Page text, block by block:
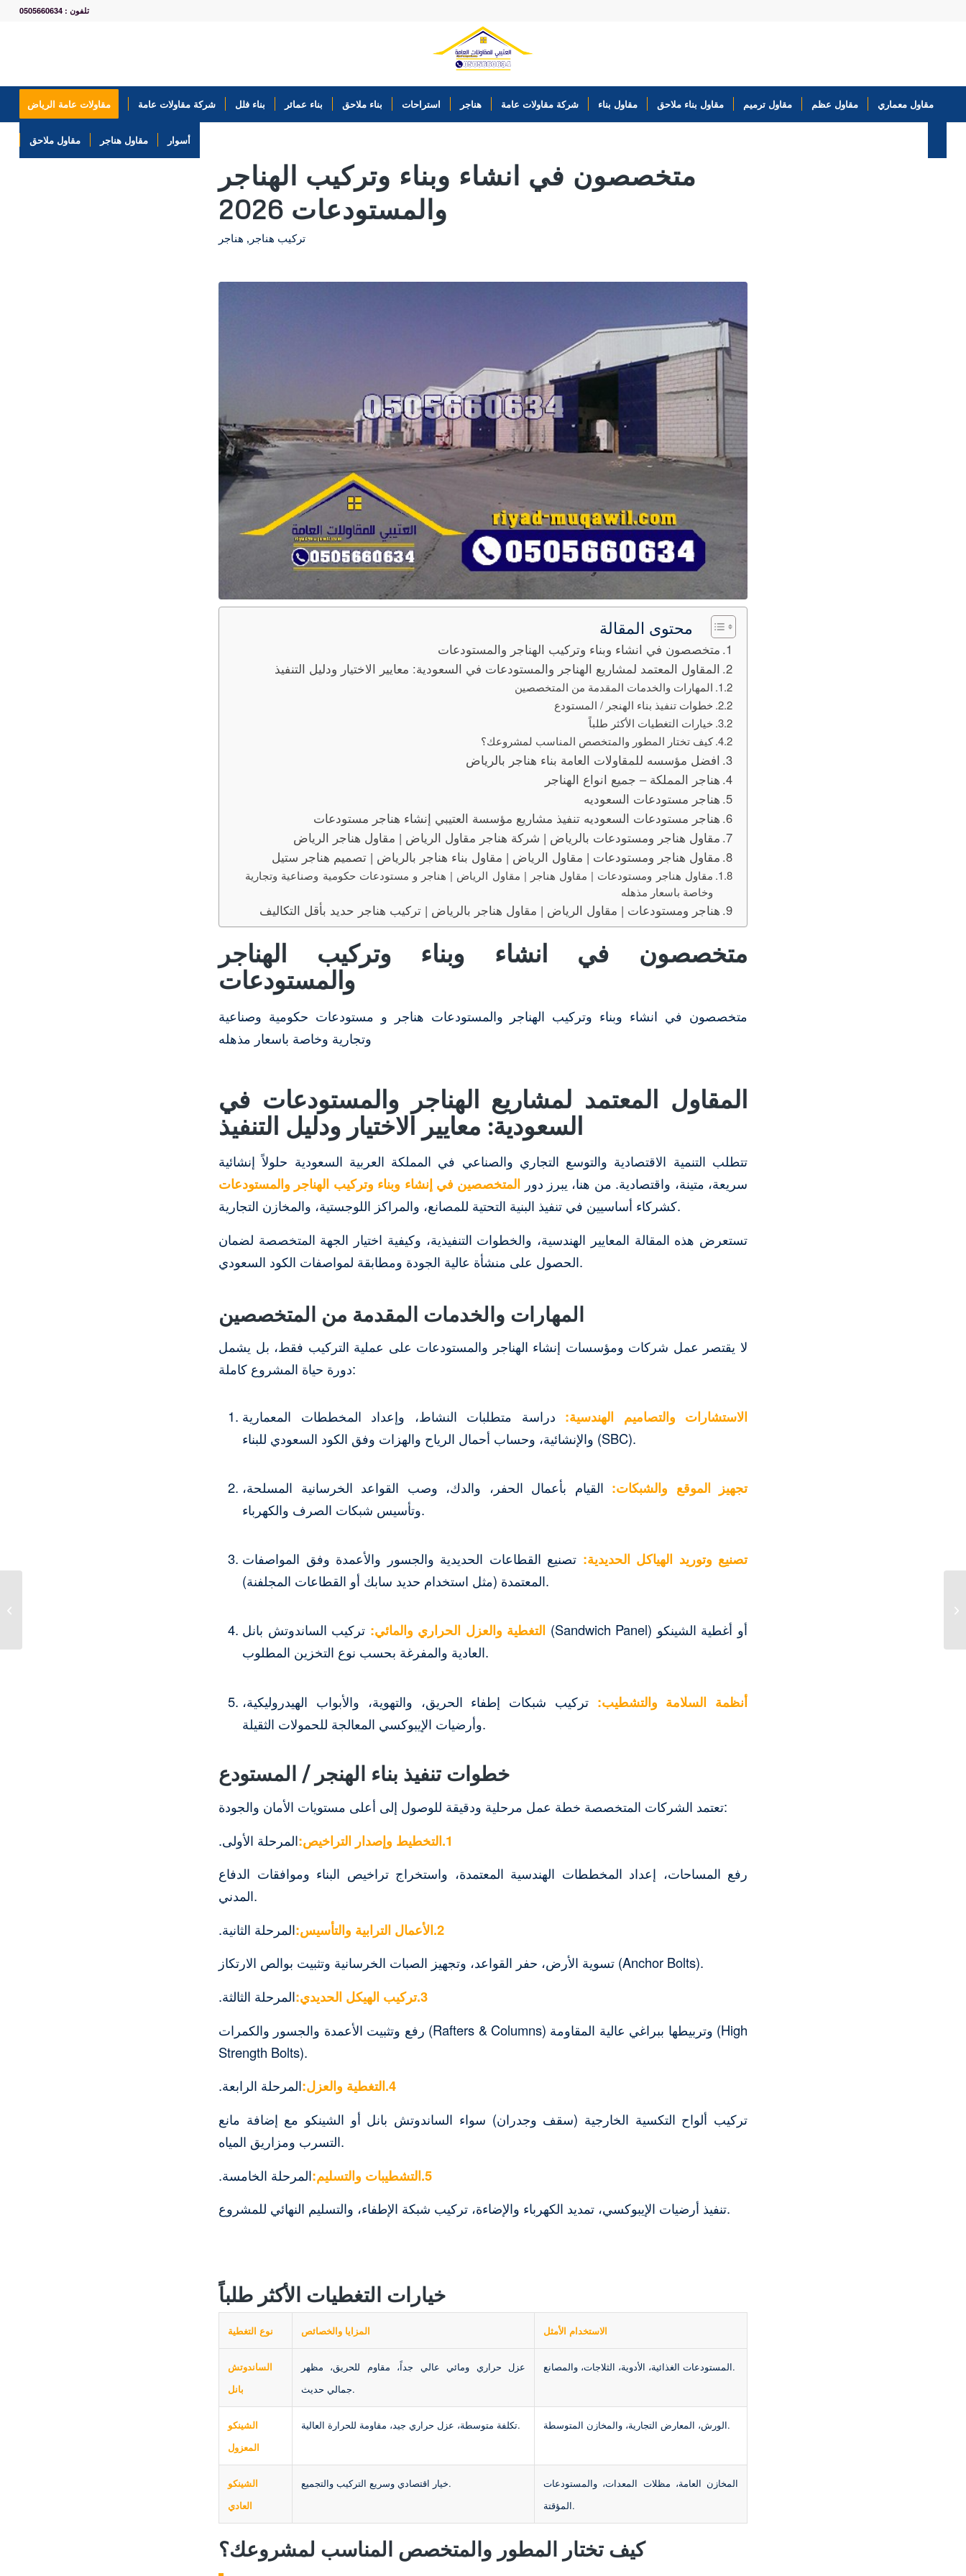
تلفون : 0505660634
مقاولات عامة الرياض شركة مقاولات عامة بناء فلل بناء عمائر بناء ملاحق استراحات هناجر شركة مقاولات عامة مقاول بناء مقاول بناء ملاحق مقاول ترميم مقاول عظم مقاول معماري
مقاول ملاحق مقاول هناجر أسوار
متخصصون في انشاء وبناء وتركيب الهناجر
والمستودعات 2026
تركيب هناجر , هناجر
محتوى المقالة
متخصصون في انشاء وبناء وتركيب الهناجر والمستودعات
المقاول المعتمد لمشاريع الهناجر والمستودعات في السعودية: معايير الاختيار ودليل التنفيذ
المهارات والخدمات المقدمة من المتخصصين
خطوات تنفيذ بناء الهنجر / المستودع
خيارات التغطيات الأكثر طلباً
كيف تختار المطور والمتخصص المناسب لمشروعك؟
افضل مؤسسه للمقاولات العامة بناء هناجر بالرياض
هناجر المملكة – جميع انواع الهناجر
هناجر مستودعات السعوديه
هناجر مستودعات السعوديه تنفيذ مشاريع مؤسسة العتيبي إنشاء هناجر مستودعات
مقاول هناجر ومستودعات بالرياض | شركة هناجر مقاول الرياض | مقاول هناجر الرياض
مقاول هناجر ومستودعات | مقاول الرياض | مقاول بناء هناجر بالرياض | تصميم هناجر ستيل
مقاول هناجر ومستودعات | مقاول هناجر | مقاول الرياض | هناجر و مستودعات حكومية وصناعية وتجارية
وخاصة باسعار مذهله
هناجر ومستودعات | مقاول الرياض | مقاول هناجر بالرياض | تركيب هناجر حديد بأقل التكاليف
متخصصون في انشاء وبناء وتركيب الهناجر
والمستودعات
متخصصون في انشاء وبناء وتركيب الهناجر والمستودعات هناجر و مستودعات حكومية وصناعية
وتجارية وخاصة باسعار مذهله
المقاول المعتمد لمشاريع الهناجر والمستودعات في
السعودية: معايير الاختيار ودليل التنفيذ
تتطلب التنمية الاقتصادية والتوسع التجاري والصناعي في المملكة العربية السعودية حلولاً إنشائية
سريعة، متينة، واقتصادية. من هنا، يبرز دور المتخصصين في إنشاء وبناء وتركيب الهناجر والمستودعات
كشركاء أساسيين في تنفيذ البنية التحتية للمصانع، والمراكز اللوجستية، والمخازن التجارية.
تستعرض هذه المقالة المعايير الهندسية، والخطوات التنفيذية، وكيفية اختيار الجهة المتخصصة لضمان
الحصول على منشأة عالية الجودة ومطابقة لمواصفات الكود السعودي.
المهارات والخدمات المقدمة من المتخصصين
لا يقتصر عمل شركات ومؤسسات إنشاء الهناجر والمستودعات على عملية التركيب فقط، بل يشمل
دورة حياة المشروع كاملة:
الاستشارات والتصاميم الهندسية: دراسة متطلبات النشاط، وإعداد المخططات المعمارية
والإنشائية، وحساب أحمال الرياح والهزات وفق الكود السعودي للبناء (SBC).
تجهيز الموقع والشبكات: القيام بأعمال الحفر، والدك، وصب القواعد الخرسانية المسلحة،
وتأسيس شبكات الصرف والكهرباء.
تصنيع وتوريد الهياكل الحديدية: تصنيع القطاعات الحديدية والجسور والأعمدة وفق المواصفات
المعتمدة (مثل استخدام حديد سابك أو القطاعات المجلفنة).
التغطية والعزل الحراري والمائي: تركيب الساندوتش بانل (Sandwich Panel) أو أغطية الشينكو
العادية والمفرغة بحسب نوع التخزين المطلوب.
أنظمة السلامة والتشطيب: تركيب شبكات إطفاء الحريق، والتهوية، والأبواب الهيدروليكية،
وأرضيات الإيبوكسي المعالجة للحمولات الثقيلة.
خطوات تنفيذ بناء الهنجر / المستودع
تعتمد الشركات المتخصصة خطة عمل مرحلية ودقيقة للوصول إلى أعلى مستويات الأمان والجودة:
‫1.التخطيط وإصدار التراخيص:
‏المرحلة الأولى.
رفع المساحات، إعداد المخططات الهندسية المعتمدة، واستخراج تراخيص البناء وموافقات الدفاع
المدني.
‫2.الأعمال الترابية والتأسيس:
‏المرحلة الثانية.
تسوية الأرض، حفر القواعد، وتجهيز الصبات الخرسانية وتثبيت بوالص الارتكاز (Anchor Bolts).
‫3.تركيب الهيكل الحديدي:
‏المرحلة الثالثة.
رفع وتثبيت الأعمدة والجسور والكمرات (Rafters & Columns) وتربيطها ببراغي عالية المقاومة (High
Strength Bolts).
‫4.التغطية والعزل:
‏المرحلة الرابعة.
تركيب ألواح التكسية الخارجية (سقف وجدران) سواء الساندوتش بانل أو الشينكو مع إضافة مانع
التسرب ومزاريق المياه.
‫5.التشطيبات والتسليم:
‏المرحلة الخامسة.
تنفيذ أرضيات الإيبوكسي، تمديد الكهرباء والإضاءة، تركيب شبكة الإطفاء، والتسليم النهائي للمشروع.
خيارات التغطيات الأكثر طلباً
نوع التغطية المزايا والخصائص الاستخدام الأمثل
الساندوتش
بانل
عزل حراري ومائي عالي جداً، مقاوم للحريق، مظهر
جمالي حديث.
المستودعات الغذائية، الأدوية، الثلاجات، والمصانع.
الشينكو
المعزول
تكلفة متوسطة، عزل حراري جيد، مقاومة للحرارة العالية. الورش، المعارض التجارية، والمخازن المتوسطة.
الشينكو
العادي
خيار اقتصادي وسريع التركيب والتجميع.
المخازن العامة، مظلات المعدات، والمستودعات
المؤقتة.
كيف تختار المطور والمتخصص المناسب لمشروعك؟